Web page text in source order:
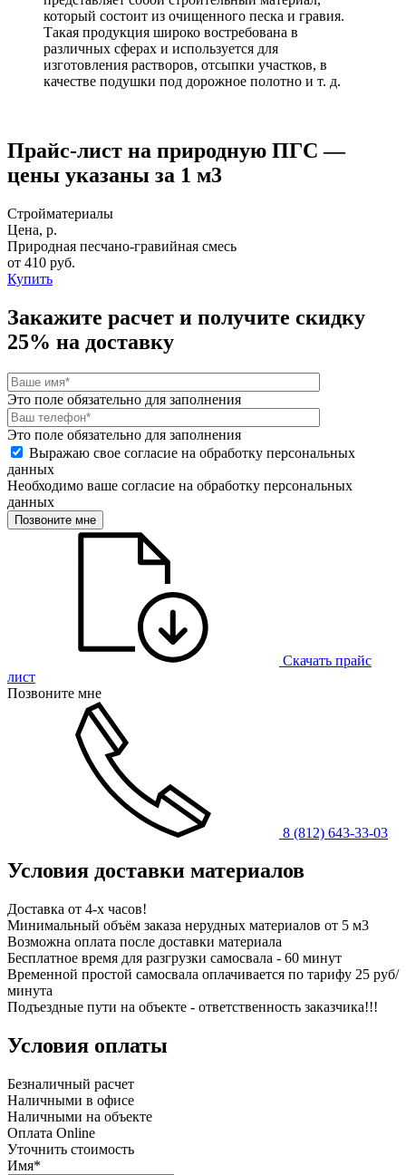
который состоит из очищенного песка и гравия.
Такая продукция широко востребована в
различных сферах и используется для
изготовления растворов, отсыпки участков, в
качестве подушки под дорожное полотно и т. д.
Прайс-лист на природную ПГС —
цены указаны за 1 м3
Стройматериалы
Цена, р.
Природная песчано-гравийная смесь
от 410 руб.
Купить
Закажите расчет и получите скидку
25% на доставку
Это поле обязательно для заполнения
Это поле обязательно для заполнения
Выражаю свое согласие на обработку персональных
данных
Необходимо ваше согласие на обработку персональных
данных
Позвоните мне
Скачать прайс
лист
Позвоните мне
8 (812) 643-33-03
Условия доставки материалов
Доставка от 4-х часов!
Минимальный объём заказа нерудных материалов от 5 м3
Возможна оплата после доставки материала
Бесплатное время для разгрузки самосвала - 60 минут
Временной простой самосвала оплачивается по тарифу 25 руб/
минута
Подъездные пути на объекте - ответственность заказчика!!!
Условия оплаты
Безналичный расчет
Наличными в офисе
Наличными на объекте
Оплата Online
Уточнить стоимость
Имя*